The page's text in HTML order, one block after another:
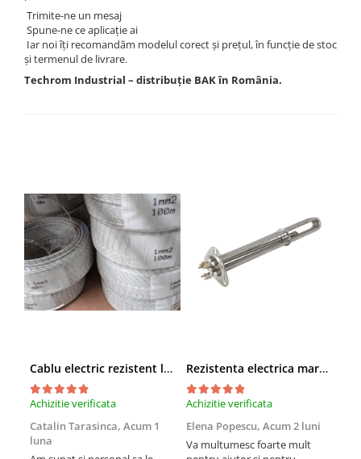
Trimite-ne un mesaj
Spune-ne ce aplicație ai
Iar noi îți recomandăm modelul corect și prețul, în funcţie de stoc
și termenul de livrare.
Techrom Industrial – distribuție BAK în România.
Cablu electric rezistent la temperatura cu fibra de sticla NiCr 2.5 mm
Achizitie verificata
Catalin Tarasinca, Acum 1
luna
Rezistenta electrica marmita si masina spalat vase 4500W 230/380V lungime 30 cm 3x1500W
Achizitie verificata
Elena Popescu, Acum 2 luni
Va multumesc foarte mult